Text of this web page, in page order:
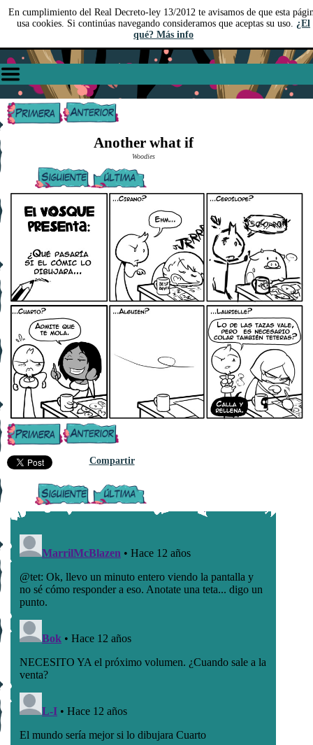
En cumplimiento del Real Decreto-ley 13/2012 te avisamos de que esta
usa cookies. Si continúas navegando consideramos que aceptas su uso. ¿El
qué? Más info
Another what if
Woodies
Compartir